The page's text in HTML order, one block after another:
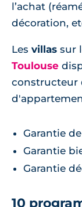
l’achat
décoration,
Les villas sur
Toulouse
constructeur
Garantie
Garantie
Garantie
10